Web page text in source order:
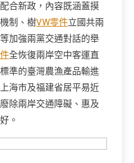
合新政，內容既涵蓋摸
制、樹VW零件立國共兩
加強兩黨交通對話的舉
全恢復兩岸空中客運直
準的臺灣農漁產品輸進
海市及福建省居平易近
除兩岸交通障礙、惠及
。